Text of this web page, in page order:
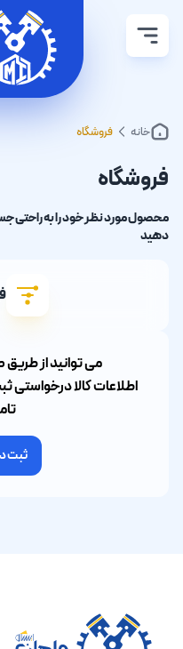
خانه فروشگاه
فروشگاه
محصول مورد نظر خود را به راحتی
دهید
می توانید از
اطلاعات کالا درخواستی
ثبت